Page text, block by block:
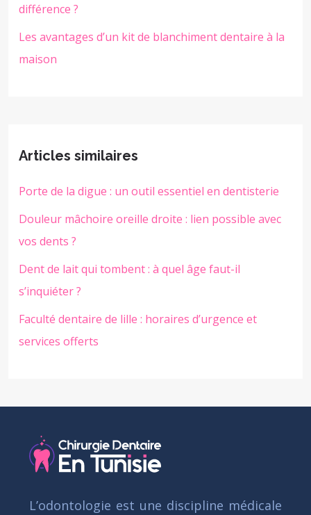
différence ?
Les avantages d’un kit de blanchiment dentaire à la
maison
Articles similaires
Porte de la digue : un outil essentiel en dentisterie
Douleur mâchoire oreille droite : lien possible avec
vos dents ?
Dent de lait qui tombent : à quel âge faut-il
s’inquiéter ?
Faculté dentaire de lille : horaires d’urgence et
services offerts
L’odontologie est une discipline médicale